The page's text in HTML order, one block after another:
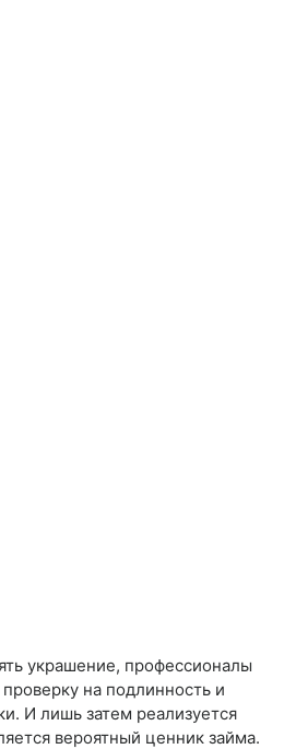
украшение, профессионалы
на подлинность и
И лишь затем реализуется
вероятный ценник займа.